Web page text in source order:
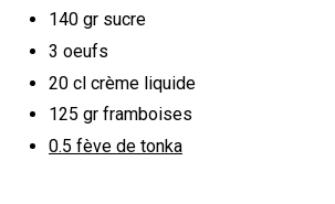
140 gr sucre
3 oeufs
20 cl crème liquide
125 gr framboises
0.5 fève de tonka